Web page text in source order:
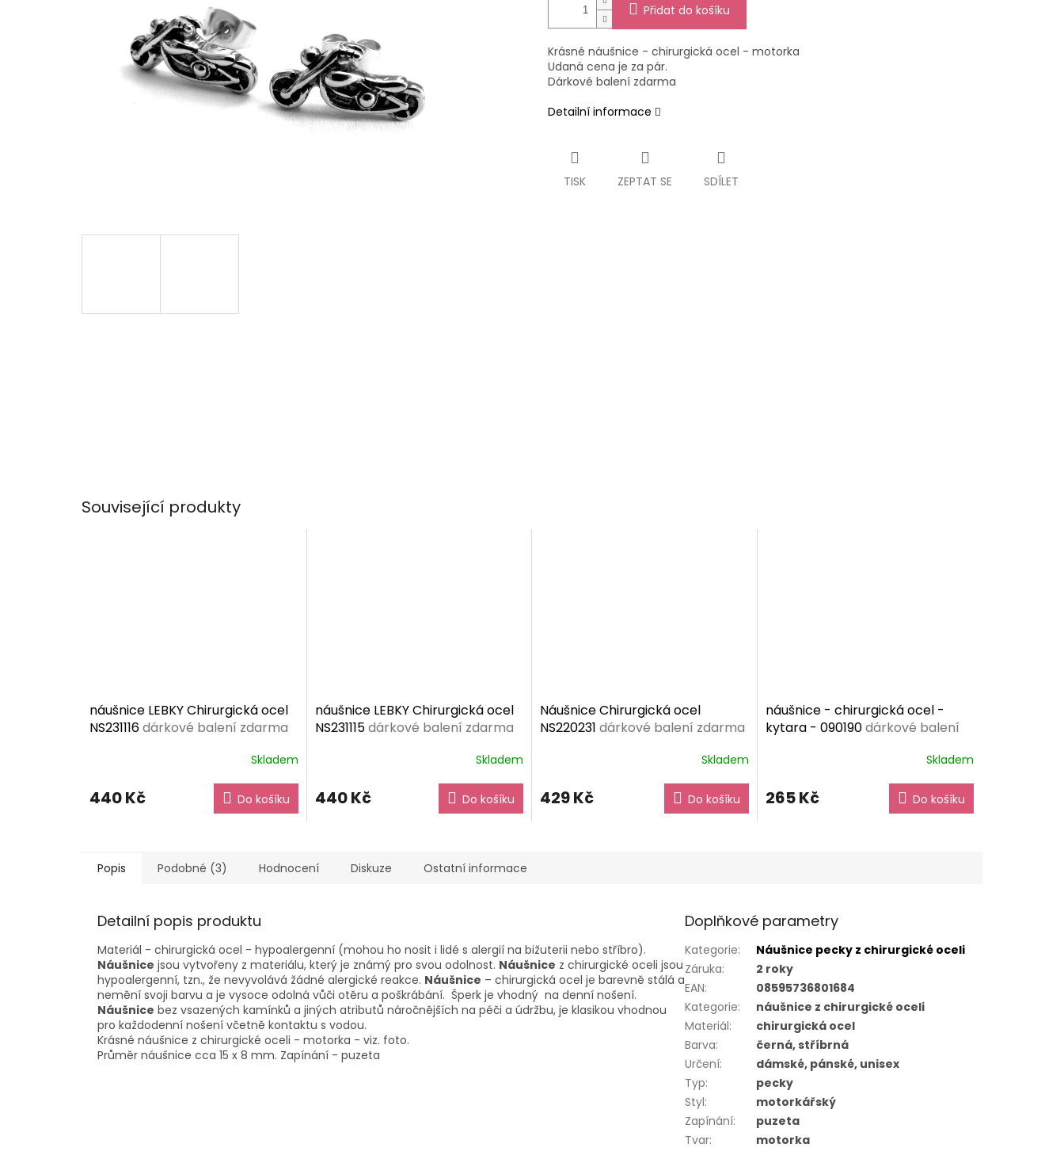
Přidat do košíku
Krásné náušnice - chirurgická ocel - motorka
Udaná cena je za pár.
Dárkové balení zdarma
Detailní informace
TISK ZEPTAT SE SDÍLET
Související produkty
náušnice LEBKY Chirurgická ocel
NS231116dárkové balení zdarma
Skladem
440 Kč Do košíku
náušnice LEBKY Chirurgická ocel
NS231115dárkové balení zdarma
Skladem
440 Kč Do košíku
Náušnice Chirurgická ocel
NS220231 dárkové balení zdarma
Skladem
429 Kč Do košíku
náušnice - chirurgická ocel -
kytara - 090190dárkové balení
Skladem
265 Kč Do košíku
Popis Podobné (3) Hodnocení Diskuze Ostatní informace
Detailní popis produktu
Materiál - chirurgická ocel - hypoalergenní (mohou ho nosit i lidé s alergií na bižuterii nebo stříbro).
Náušnice jsou vytvořeny z materiálu, který je známý pro svou odolnost. Náušnice z chirurgické oceli jsou
hypoalergenní, tzn., že nevyvolává žádné alergické reakce. Náušnice – chirurgická ocel je barevně stálá a
nemění svoji barvu a je vysoce odolná vůči otěru a poškrábání. Šperk je vhodný na denní nošení.
Náušnice bez vsazených kamínků a jiných atributů náročnějších na péči a údržbu, je klasikou vhodnou
pro každodenní nošení včetně kontaktu s vodou.
Krásné náušnice z chirurgické oceli - motorka - viz. foto.
Průměr náušnice cca 15 x 8 mm. Zapínání - puzeta
Doplňkové parametry
Kategorie:
Náušnice pecky z chirurgické oceli
Záruka:
2 roky
EAN:
08595736801684
Kategorie:
náušnice z chirurgické oceli
Materiál:
chirurgická ocel
Barva:
černá, stříbrná
Určení:
dámské, pánské, unisex
Typ:
pecky
Styl:
motorkářský
Zapínání:
puzeta
Tvar: motorka